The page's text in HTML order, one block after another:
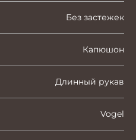
Без застежек
Капюшон
Длинный рукав
Vogel